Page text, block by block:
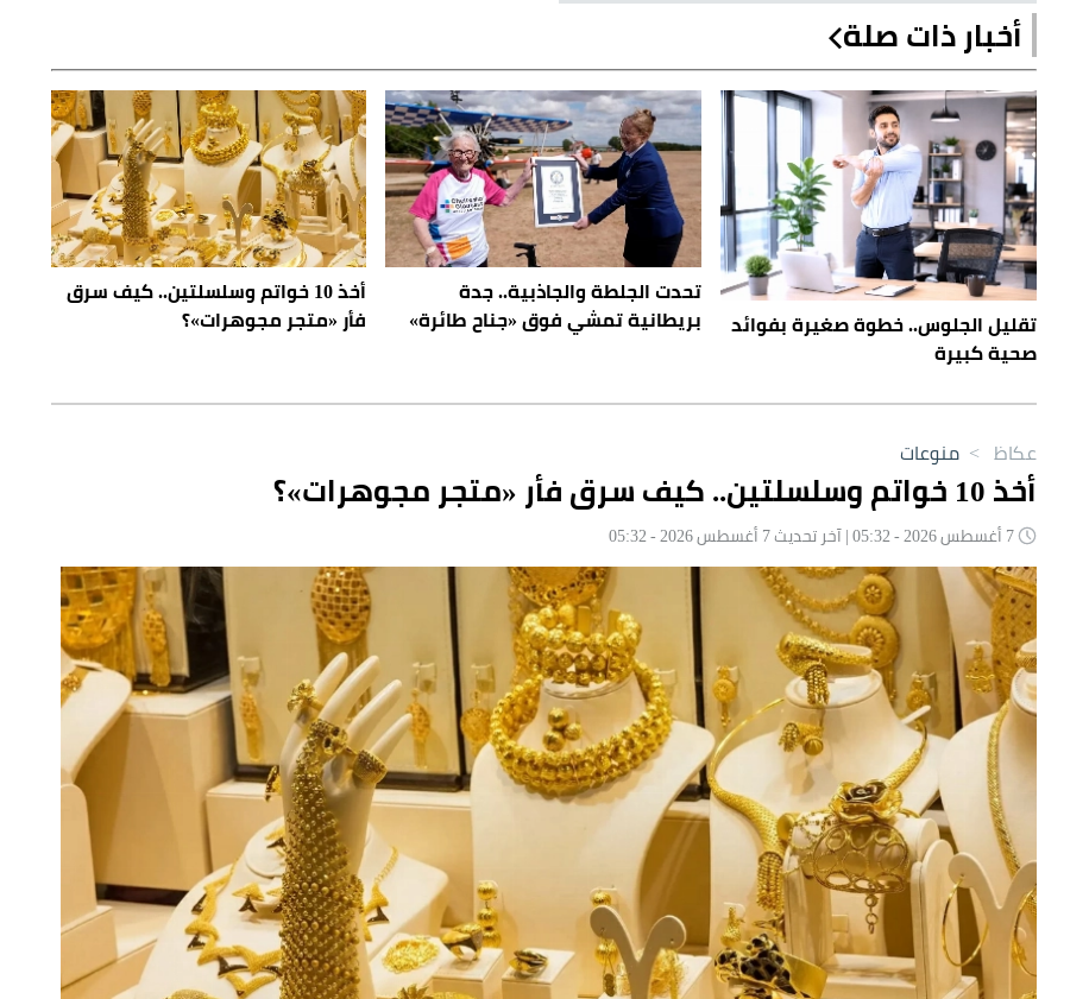
أخبار ذات صلة
تقليل الجلوس.. خطوة صغيرة بفوائد
صحية كبيرة
تحدت الجلطة والجاذبية.. جدة
بريطانية تمشي فوق «جناح طائرة»
أخذ 10 خواتم وسلسلتين.. كيف سرق
فأر «متجر مجوهرات»؟
عكاظ > منوعات
أخذ 10 خواتم وسلسلتين.. كيف سرق فأر «متجر مجوهرات»؟